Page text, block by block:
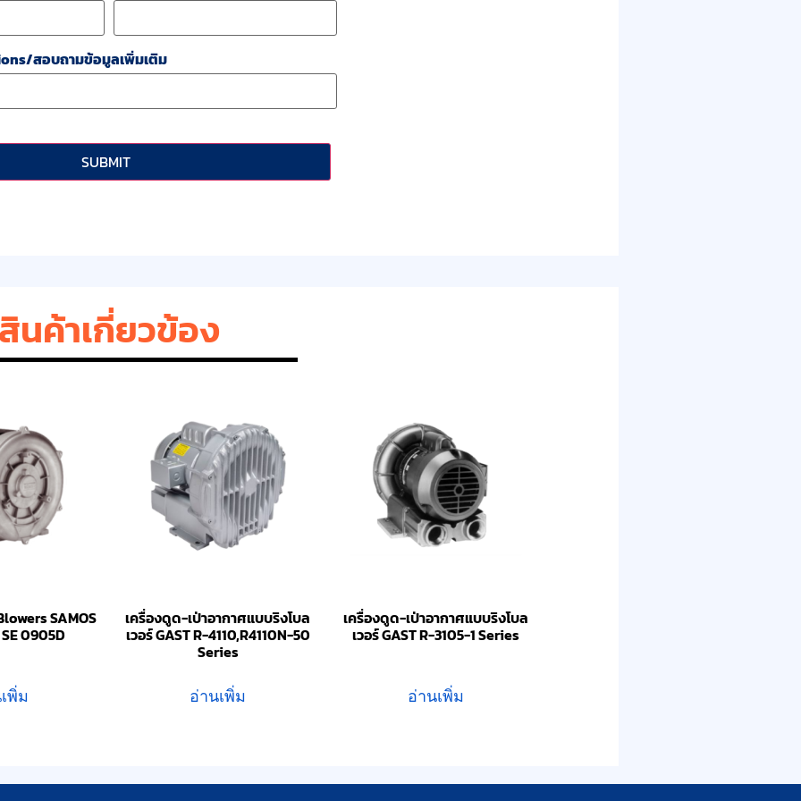
สอบถามข้อมูลเพิ่มเติม
สินค้าเกี่ยวข้อง
SAMOS
0905D
พิ่ม
เครื่องดูด-เป่าอากาศแบบริงโบล
เวอร์ GAST R-4110,R4110N-50
Series
อ่านเพิ่ม
เครื่องดูด-เป่าอากาศแบบริงโบล
เวอร์ GAST R-3105-1 Series
อ่านเพิ่ม